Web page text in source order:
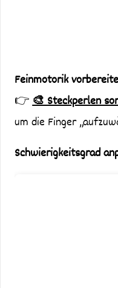
Feinmotorik
👉🎨 Steckperlen
um die Finger
Schwierigkeitsgrad